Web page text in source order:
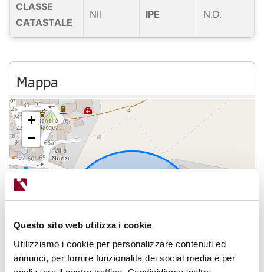
Questo sito web utilizza i cookie
Utilizziamo i cookie per personalizzare contenuti ed
annunci, per fornire funzionalità dei social media e per
CLASSE
CATASTALE
Nil IPE N.D.
Mappa
+
−